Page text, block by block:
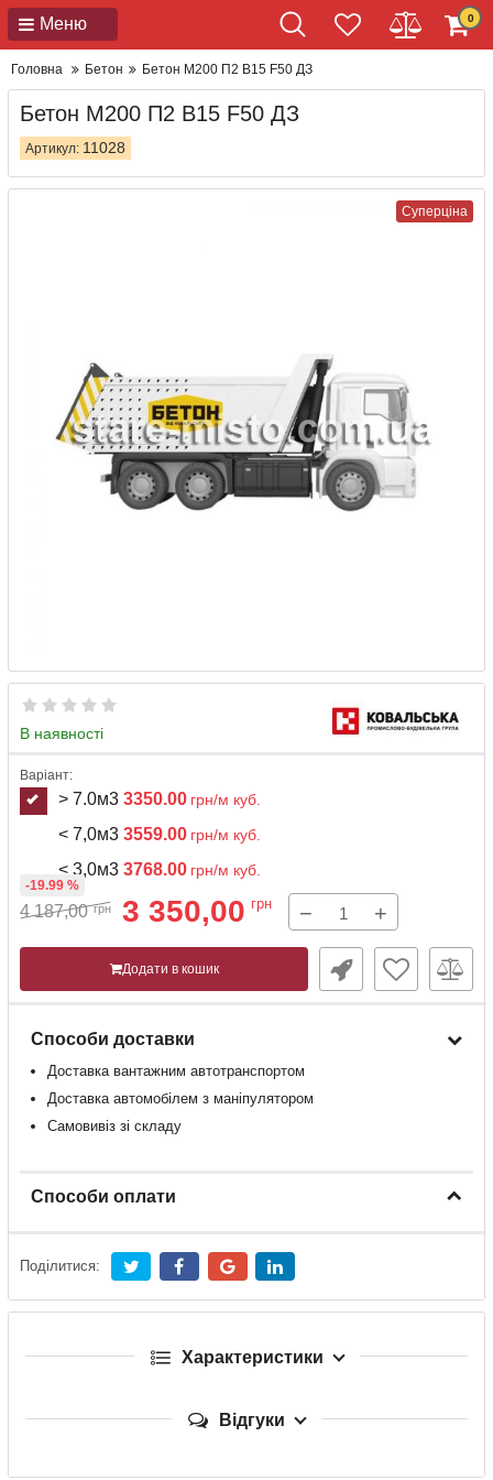
Меню 0
Головна Бетон Бетон М200 П2 В15 F50 ДЗ
Бетон М200 П2 В15 F50 ДЗ
Артикул: 11028
Суперціна
В наявності
Варіант:
> 7.0м3 3350.00 грн/м куб.
< 7,0м3 3559.00 грн/м куб.
< 3,0м3 3768.00 грн/м куб.
4 187,00 грн 3 350,00 грн
-19.99 %
− +
Додати в кошик
Способи доставки
Доставка вантажним автотранспортом
Доставка автомобілем з маніпулятором
Самовивіз зі складу
Способи оплати
Поділитися:
Характеристики
Відгуки